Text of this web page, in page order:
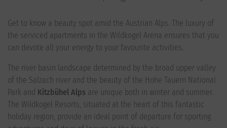
Get to know a beauty spot amid the Austrian Alps. The luxury of
the serviced apartments in the Wildkogel Arena ensures that you
can devote all your energy to your favourite activities.
The river basin landscape determined by the broad upper valley
of the Salzach river and the beauty of the Hohe Tauern National
Park and Kitzbühel Alps are unique both in winter and summer.
The Wildkogel Resorts, situated at the heart of this fantastic
holiday region, provide an ideal point of departure for sporting